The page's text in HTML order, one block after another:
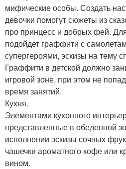
мифические особы. Создать
девочки помогут сюжеты из
про принцесс и добрых фей.
подойдет граффити с
супергероями, эскизы на тему
Граффити в детской должно
игровой зоне, при этом не
время занятий.
Кухня.
Элементами кухонного
представленные в обеденной
исполнении эскизы сочных
чашечки ароматного кофе или
вином.